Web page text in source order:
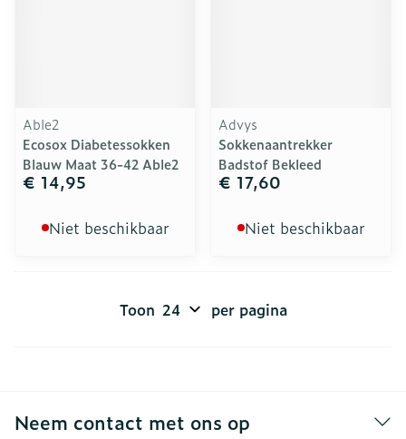
Able2
Ecosox Diabetessokken
Blauw Maat 36-42 Able2
€ 14,95
Niet beschikbaar
Advys
Sokkenaantrekker
Badstof Bekleed
€ 17,60
Niet beschikbaar
Toon per pagina
Neem contact met ons op